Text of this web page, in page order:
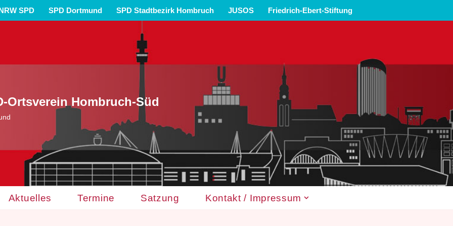
SPD SPD Dortmund SPD Stadtbezirk Hombruch JUSOS Friedrich-Ebert-Stiftung
Ortsverein Hombruch-Süd
Aktuelles Termine Satzung Kontakt / Impressum